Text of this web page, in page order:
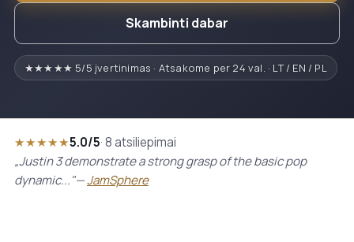
Skambinti dabar
★★★★★ 5/5 įvertinimas · Atsakome per 24 val. · LT / EN / PL
★★★★★5.0/5· 8 atsiliepimai
„Justin 3 demonstrate a strong grasp of the basic pop
dynamic..."—JamSphere